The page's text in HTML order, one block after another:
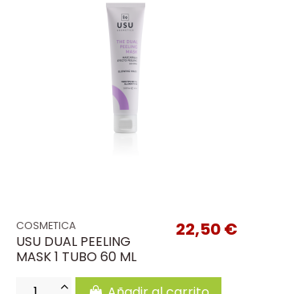
COSMETICA
USU DUAL PEELING
MASK 1 TUBO 60 ML
22,50 €